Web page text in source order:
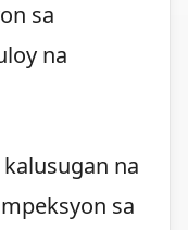
sa
na
na
sa